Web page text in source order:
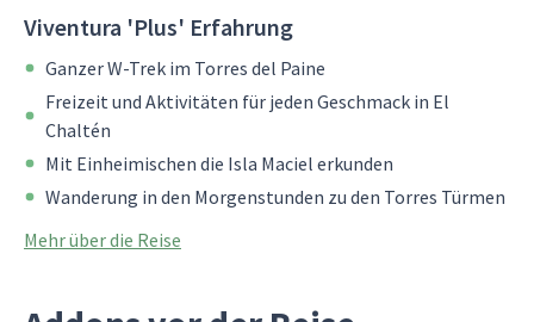
Viventura 'Plus' Erfahrung
Ganzer W-Trek im Torres del Paine
Freizeit und Aktivitäten für jeden Geschmack in El
Chaltén
Mit Einheimischen die Isla Maciel erkunden
Wanderung in den Morgenstunden zu den Torres Türmen
Mehr über die Reise